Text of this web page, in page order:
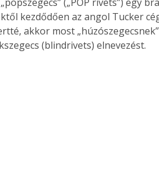
kezdődően az angol Tucker
akkor most
(blindrivets) elnevezést.